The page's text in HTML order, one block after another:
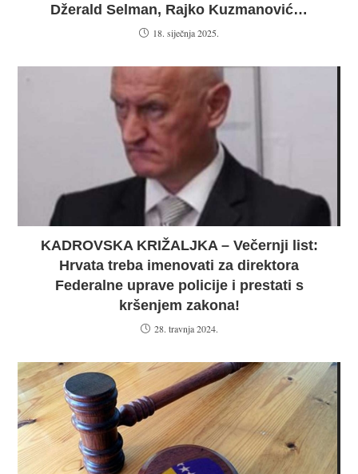
Džerald Selman, Rajko Kuzmanović…
18. siječnja 2025.
KADROVSKA KRIŽALJKA – Večernji list:
Hrvata treba imenovati za direktora
Federalne uprave policije i prestati s
kršenjem zakona!
28. travnja 2024.